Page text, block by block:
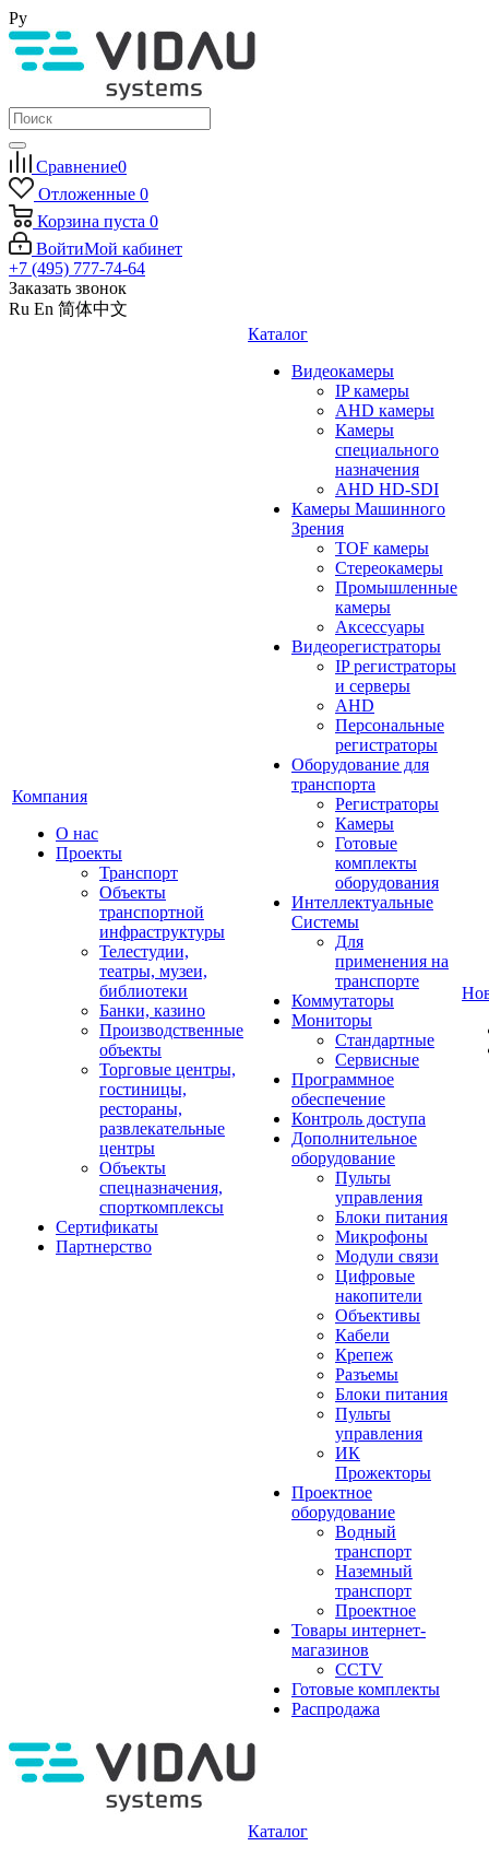
Ру
Сравнение0
Отложенные 0
Корзина пуста 0
ВойтиМой кабинет
+7 (495) 777-74-64
Заказать звонок
Ru En 简体中文
Компания
О нас
Проекты
Транспорт
Объекты
транспортной
инфраструктуры
Телестудии,
театры, музеи,
библиотеки
Банки, казино
Производственные
объекты
Торговые центры,
гостиницы,
рестораны,
развлекательные
центры
Объекты
спецназначения,
спорткомплексы
Сертификаты
Партнерство
Каталог
Видеокамеры
IP камеры
AHD камеры
Камеры
специального
назначения
AHD HD-SDI
Камеры Машинного
Зрения
TOF камеры
Стереокамеры
Промышленные
камеры
Аксессуары
Видеорегистраторы
IP регистраторы
и серверы
AHD
Персональные
регистраторы
Оборудование для
транспорта
Регистраторы
Камеры
Готовые
комплекты
оборудования
Интеллектуальные
Системы
Для
применения на
транспорте
Коммутаторы
Мониторы
Стандартные
Сервисные
Программное
обеспечение
Контроль доступа
Дополнительное
оборудование
Пульты
управления
Блоки питания
Микрофоны
Модули связи
Цифровые
накопители
Объективы
Кабели
Крепеж
Разъемы
Блоки питания
Пульты
управления
ИК
Прожекторы
Проектное
оборудование
Водный
транспорт
Наземный
транспорт
Проектное
Товары интернет-
магазинов
CCTV
Готовые комплекты
Распродажа
Каталог